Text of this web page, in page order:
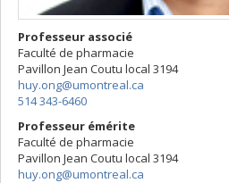
Professeur associé
Faculté de pharmacie
Pavillon Jean Coutu local 3194
huy.ong@umontreal.ca
514 343-6460
Professeur émérite
Faculté de pharmacie
Pavillon Jean Coutu local 3194
huy.ong@umontreal.ca